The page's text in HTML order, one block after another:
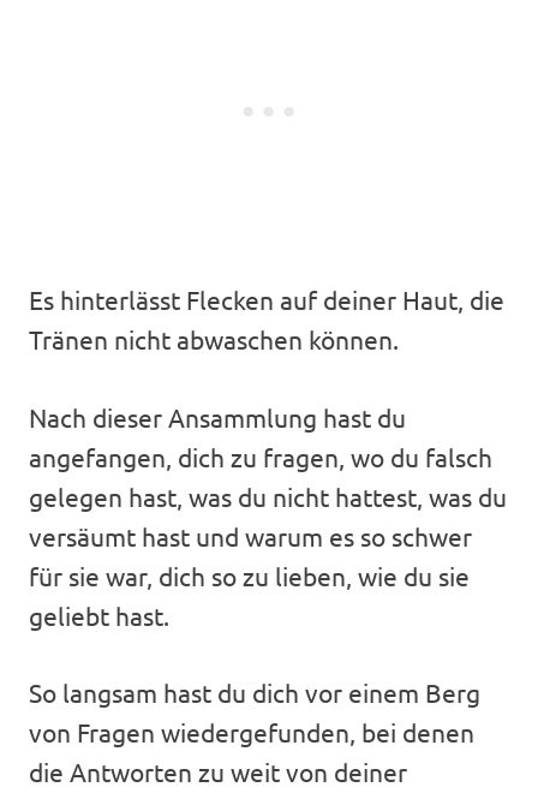
Es hinterlässt Flecken auf deiner Haut, die
Tränen nicht abwaschen können.
Nach dieser Ansammlung hast du
angefangen, dich zu fragen, wo du falsch
gelegen hast, was du nicht hattest, was du
versäumt hast und warum es so schwer
für sie war, dich so zu lieben, wie du sie
geliebt hast.
So langsam hast du dich vor einem Berg
von Fragen wiedergefunden, bei denen
die Antworten zu weit von deiner